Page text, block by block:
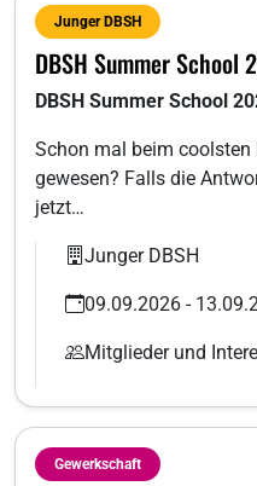
Junger DBSH
DBSH Summer School
DBSH Summer School
Schon mal beim coolsten
gewesen? Falls die
jetzt…
Junger DBSH
09.09.2026 -
Mitglieder und
Gewerkschaft